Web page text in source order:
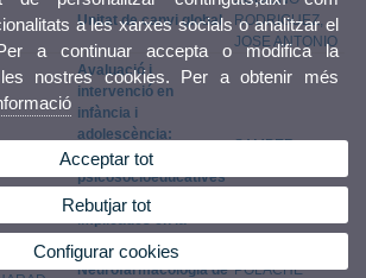
Unitat de canvi global
RODRIGUEZ,
JOSE ANTONIO
Avaluació i
intervenció en
infància i
adolescència:
Variables
psicosocioeducatives
i emocionals
implicades en la
SAMPER
Neurofarmacologia de POLACHE
a les xarxes socials o analitzar el
a continuar accepta o modifica la
nostres cookies. Per a obtenir més
Acceptar tot
Rebutjar tot
Configurar cookies